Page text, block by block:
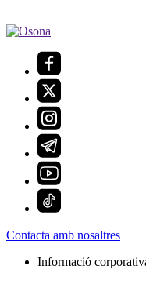
Contacta amb nosaltres
Informació